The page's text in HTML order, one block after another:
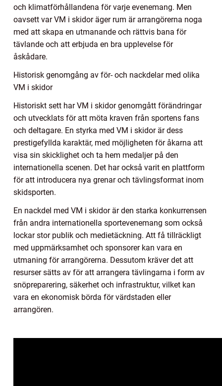
och klimatförhållandena för varje evenemang. Men
oavsett var VM i skidor äger rum är arrangörerna noga
med att skapa en utmanande och rättvis bana för
tävlande och att erbjuda en bra upplevelse för
åskådare.
Historisk genomgång av för- och nackdelar med olika
VM i skidor
Historiskt sett har VM i skidor genomgått förändringar
och utvecklats för att möta kraven från sportens fans
och deltagare. En styrka med VM i skidor är dess
prestigefyllda karaktär, med möjligheten för åkarna att
visa sin skicklighet och ta hem medaljer på den
internationella scenen. Det har också varit en plattform
för att introducera nya grenar och tävlingsformat inom
skidsporten.
En nackdel med VM i skidor är den starka konkurrensen
från andra internationella sportevenemang som också
lockar stor publik och medietäckning. Att få tillräckligt
med uppmärksamhet och sponsorer kan vara en
utmaning för arrangörerna. Dessutom kräver det att
resurser sätts av för att arrangera tävlingarna i form av
snöpreparering, säkerhet och infrastruktur, vilket kan
vara en ekonomisk börda för värdstaden eller
arrangören.